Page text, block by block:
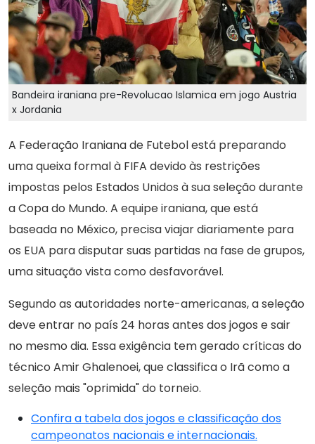
Bandeira iraniana pre-Revolucao Islamica em jogo Austria
x Jordania
A Federação Iraniana de Futebol está preparando
uma queixa formal à FIFA devido às restrições
impostas pelos Estados Unidos à sua seleção durante
a Copa do Mundo. A equipe iraniana, que está
baseada no México, precisa viajar diariamente para
os EUA para disputar suas partidas na fase de grupos,
uma situação vista como desfavorável.
Segundo as autoridades norte-americanas, a seleção
deve entrar no país 24 horas antes dos jogos e sair
no mesmo dia. Essa exigência tem gerado críticas do
técnico Amir Ghalenoei, que classifica o Irã como a
seleção mais "oprimida" do torneio.
Confira a tabela dos jogos e classificação dos
campeonatos nacionais e internacionais.